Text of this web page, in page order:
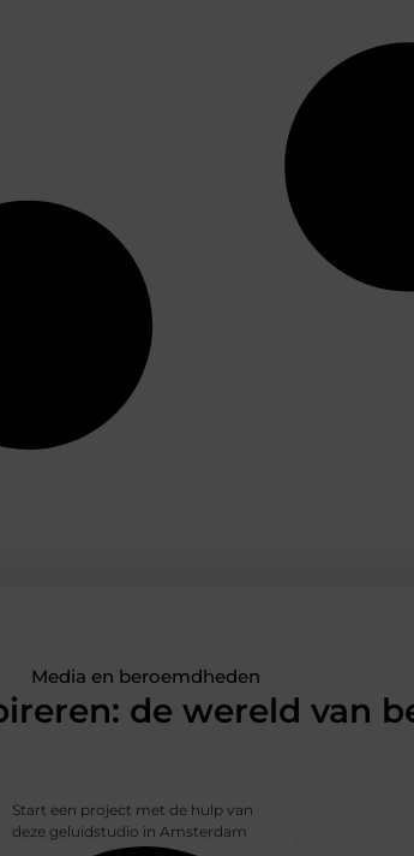
Media en beroemdheden
de wereld van
Start een project met de hulp van
deze geluidstudio in Amsterdam